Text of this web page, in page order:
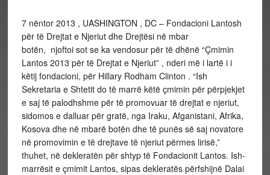
7 nëntor 2013 , UASHINGTON , DC – Fondacioni Lantosh
për të Drejtat e Njeriut dhe Drejtësi në mbar
botën, njoftoi sot se ka vendosur për të dhënë “Çmimin
Lantos 2013 për të Drejtat e Njeriut” , nderi më i lartë i i
këtij fondacioni, për Hillary Rodham Clinton . “Ish
Sekretaria e Shtetit do të marrë këtë çmimin për përpjekjet
e saj të palodhshme për të promovuar të drejtat e njeriut,
sidomos e dalluar për gratë, nga Iraku, Afganistani, Afrika,
Kosova dhe në mbarë botën dhe të punës së saj novatore
në promovimin e të drejtave të njeriut përmes lirisë,”
thuhet, në dekleratën për shtyp të Fondacionit Lantos. Ish-
marrësit e çmimit Lantos, sipas dekleratës përfshijnë Dalai